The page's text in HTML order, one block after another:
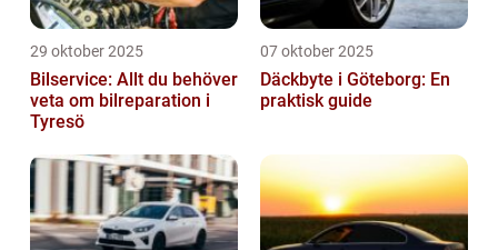
29 oktober 2025
Bilservice: Allt du behöver
veta om bilreparation i
Tyresö
07 oktober 2025
Däckbyte i Göteborg: En
praktisk guide